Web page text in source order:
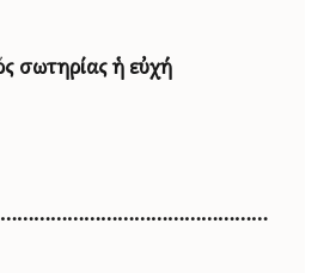
σωτηρίας ἡ εὐχή